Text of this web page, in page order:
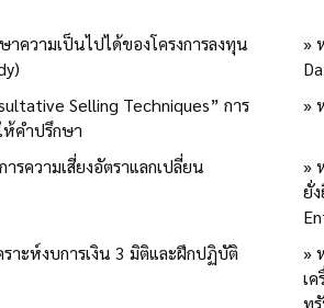
าความเป็นไปได้ของโครงการลงทุน
»
Selling Techniques” การ
ห้คำปรึกษา
»
รความเสี่ยงอัตราแลกเปลี่ยน
»
ยั่
ราะห์งบการเงิน 3 มิติและฝึกปฏิบัติ
»
เ
ท